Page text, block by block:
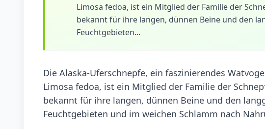
Limosa fedoa, ist ein Mitglied der Familie der
bekannt für ihre langen, dünnen Beine und den
Feuchtgebieten...
Die Alaska-Uferschnepfe, ein faszinierendes
Limosa fedoa, ist ein Mitglied der Familie der
bekannt für ihre langen, dünnen Beine und den
Feuchtgebieten und im weichen Schlamm nach